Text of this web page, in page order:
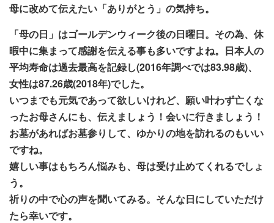
母に改めて伝えたい「ありがとう」の気持ち。
「母の日」はゴールデンウィーク後の日曜日。その為、休
暇中に集まって感謝を伝える事も多いですよね。日本人の
平均寿命は過去最高を記録し(2016年調べでは83.98歳)、
女性は87.26歳(2018年)でした。
いつまでも元気であって欲しいけれど、願い叶わず亡くな
ったお母さんにも、伝えましょう！会いに行きましょう！
お墓があればお墓参りして、ゆかりの地を訪れるのもいい
ですね。
嬉しい事はもちろん悩みも、母は受け止めてくれるでしょ
う。
祈りの中で心の声を聞いてみる。そんな日にしていただけ
たら幸いです。